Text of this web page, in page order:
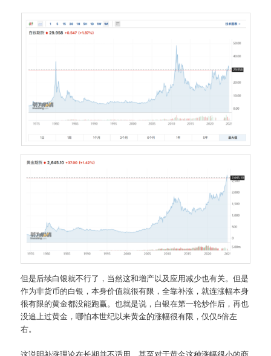
但是后续白银就不行了，当然这和增产以及应用减少也有关。但是
作为非货币的白银，本身价值就很有限，全靠补涨，就连涨幅本身
很有限的黄金都没能跑赢。也就是说，白银在第一轮炒作后，再也
没追上过黄金，哪怕本世纪以来黄金的涨幅很有限，仅仅5倍左
右。